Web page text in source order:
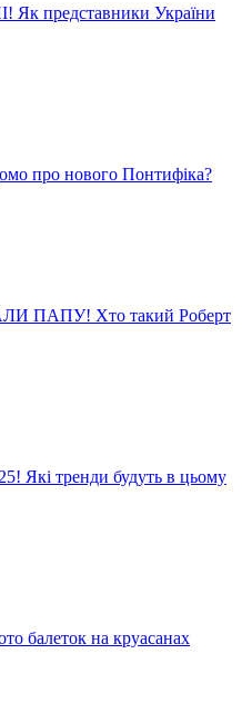
представники України
про нового Понтифіка?
ПАПУ! Хто такий Роберт
Які тренди будуть в цьому
на круасанах